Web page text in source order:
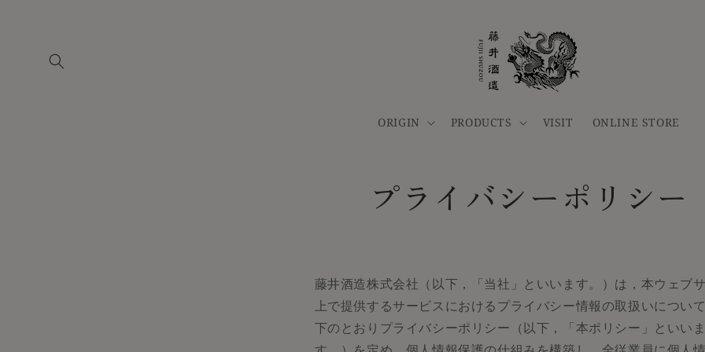
ORIGIN PRODUCTS VISIT ONLINE STORE
プライバシーポリシー
藤井酒造株式会社（以下，「当社」といいます。）は，本ウェブ
上で提供するサービスにおけるプライバシー情報の取扱いについ
下のとおりプライバシーポリシー（以下，「本ポリシー」といいま